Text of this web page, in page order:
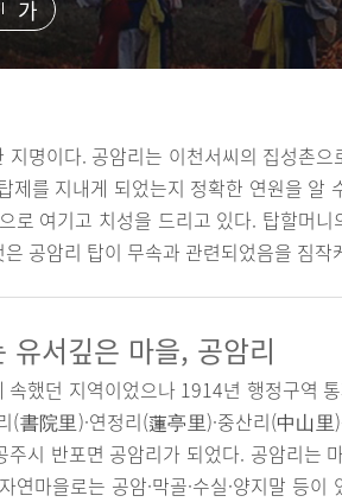
가
명이다. 공암리는 이천서씨의 집성촌
제를 지내게 되었는지 정확한 연원을 알
로 여기고 치성을 드리고 있다. 탑할머
공암리 탑이 무속과 관련되었음을 짐작
유서깊은 마을, 공암리
했던 지역이었으나 1914년 행정구역
(書院里)·연정리(蓮亭里)·중산리(中山
시 반포면 공암리가 되었다. 공암리는
마을로는 공암·막골·수실·양지말 등이